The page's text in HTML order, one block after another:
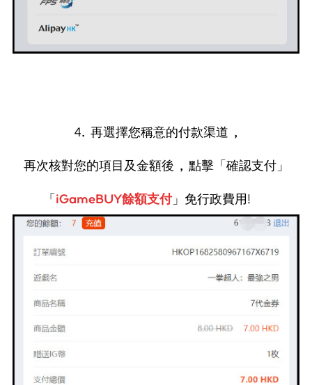
4. 再選擇您稱意的付款渠道 ,
再次核對您的項目及金額後 , 點擊「確認支付」
「iGameBUY餘額支付」免行政費用!